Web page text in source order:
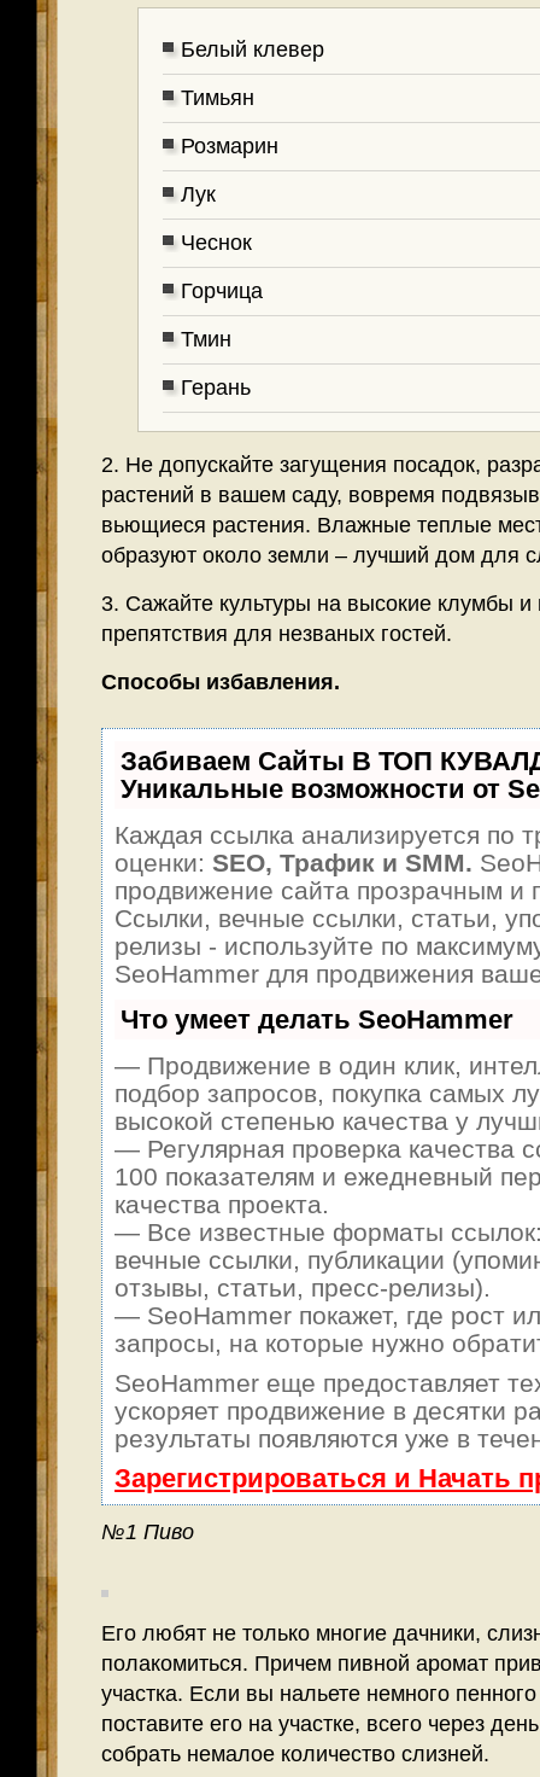
Белый клевер
Тимьян
Розмарин
Лук
Чеснок
Горчица
Тмин
Герань
2. Не допускайте загущения посадок,
растений в вашем саду, вовремя
вьющиеся растения. Влажные теплые
образуют около земли – лучший дом для
3. Сажайте культуры на высокие клумбы и
препятствия для незваных гостей.
Способы избавления.
Забиваем Сайты В ТОП
Уникальные возможности от
Каждая ссылка анализируется по
оценки: SEO, Трафик и SMM.
продвижение сайта прозрачным и
Ссылки, вечные ссылки, статьи,
релизы - используйте по
SeoHammer для продвижения
Что умеет делать SeoHammer
— Продвижение в один клик,
подбор запросов, покупка самых
высокой степенью качества у
— Регулярная проверка качества
100 показателям и ежедневный
качества проекта.
— Все известные форматы
вечные ссылки, публикации
отзывы, статьи, пресс-релизы).
— SeoHammer покажет, где рост
запросы, на которые нужно
SeoHammer еще предоставляет
ускоряет продвижение в десятки
результаты появляются уже в
Зарегистрироваться и Начать
№1 Пиво
Его любят не только многие дачники,
полакомиться. Причем пивной аромат
участка. Если вы нальете немного
поставите его на участке, всего через
собрать немалое количество слизней.